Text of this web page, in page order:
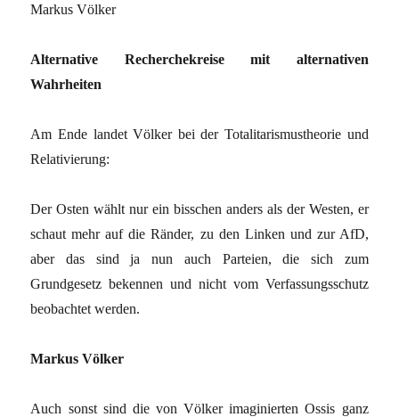
Markus Völker
Alternative Recherchekreise mit alternativen
Wahrheiten
Am Ende landet Völker bei der Totalitarismustheorie und
Relativierung:
Der Osten wählt nur ein bisschen anders als der Westen, er
schaut mehr auf die Ränder, zu den Linken und zur AfD,
aber das sind ja nun auch Parteien, die sich zum
Grundgesetz bekennen und nicht vom Verfassungsschutz
beobachtet werden.
Markus Völker
Auch sonst sind die von Völker imaginierten Ossis ganz